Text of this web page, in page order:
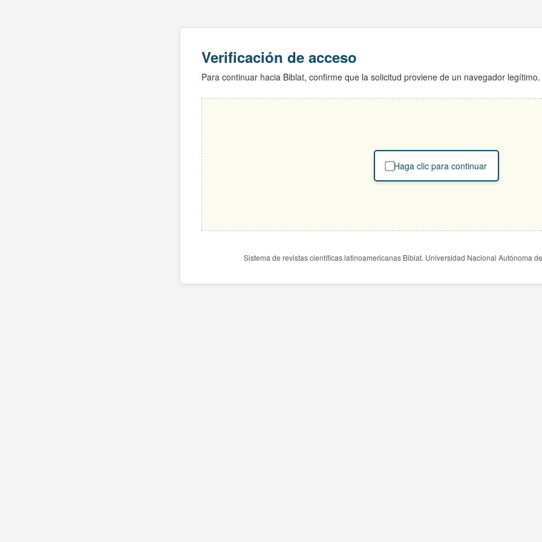
Verificación de acceso
Para continuar hacia Biblat, confirme que la solicitud proviene de un navegador legítimo.
Haga clic para continuar
Sistema de revistas científicas latinoamericanas Biblat. Universidad Nacional Autónoma